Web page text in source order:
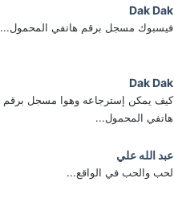
Dak Dak
فيسبوك مسجل برقم هاتفي المحمول...
Dak Dak
كيف يمكن إسترجاعه وهوا مسجل برقم
هاتفي المحمول...
عبد الله علي
لحب والحب في الواقع...